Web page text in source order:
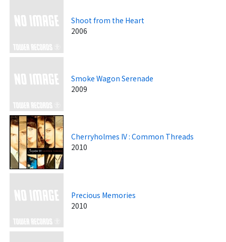
Shoot from the Heart
2006
Smoke Wagon Serenade
2009
Cherryholmes IV : Common Threads
2010
Precious Memories
2010